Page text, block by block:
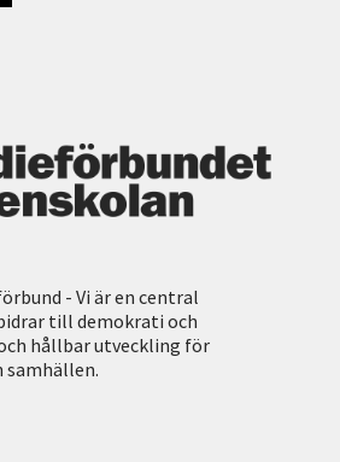
- Vi är en central
till demokrati och
hållbar utveckling för
samhällen.